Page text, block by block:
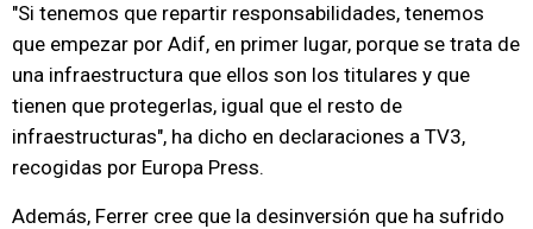
"Si tenemos que repartir responsabilidades, tenemos
que empezar por Adif, en primer lugar, porque se trata de
una infraestructura que ellos son los titulares y que
tienen que protegerlas, igual que el resto de
infraestructuras", ha dicho en declaraciones a TV3,
recogidas por Europa Press.
Además, Ferrer cree que la desinversión que ha sufrido